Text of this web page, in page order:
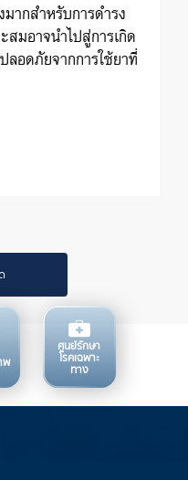
มากสำหรับการดำรง
สมอาจนำไปสู่การเกิด
อดภัยจากการใช้ยาที่
พ
ศูนย์รักษา
โรคเฉพาะ
ทาง